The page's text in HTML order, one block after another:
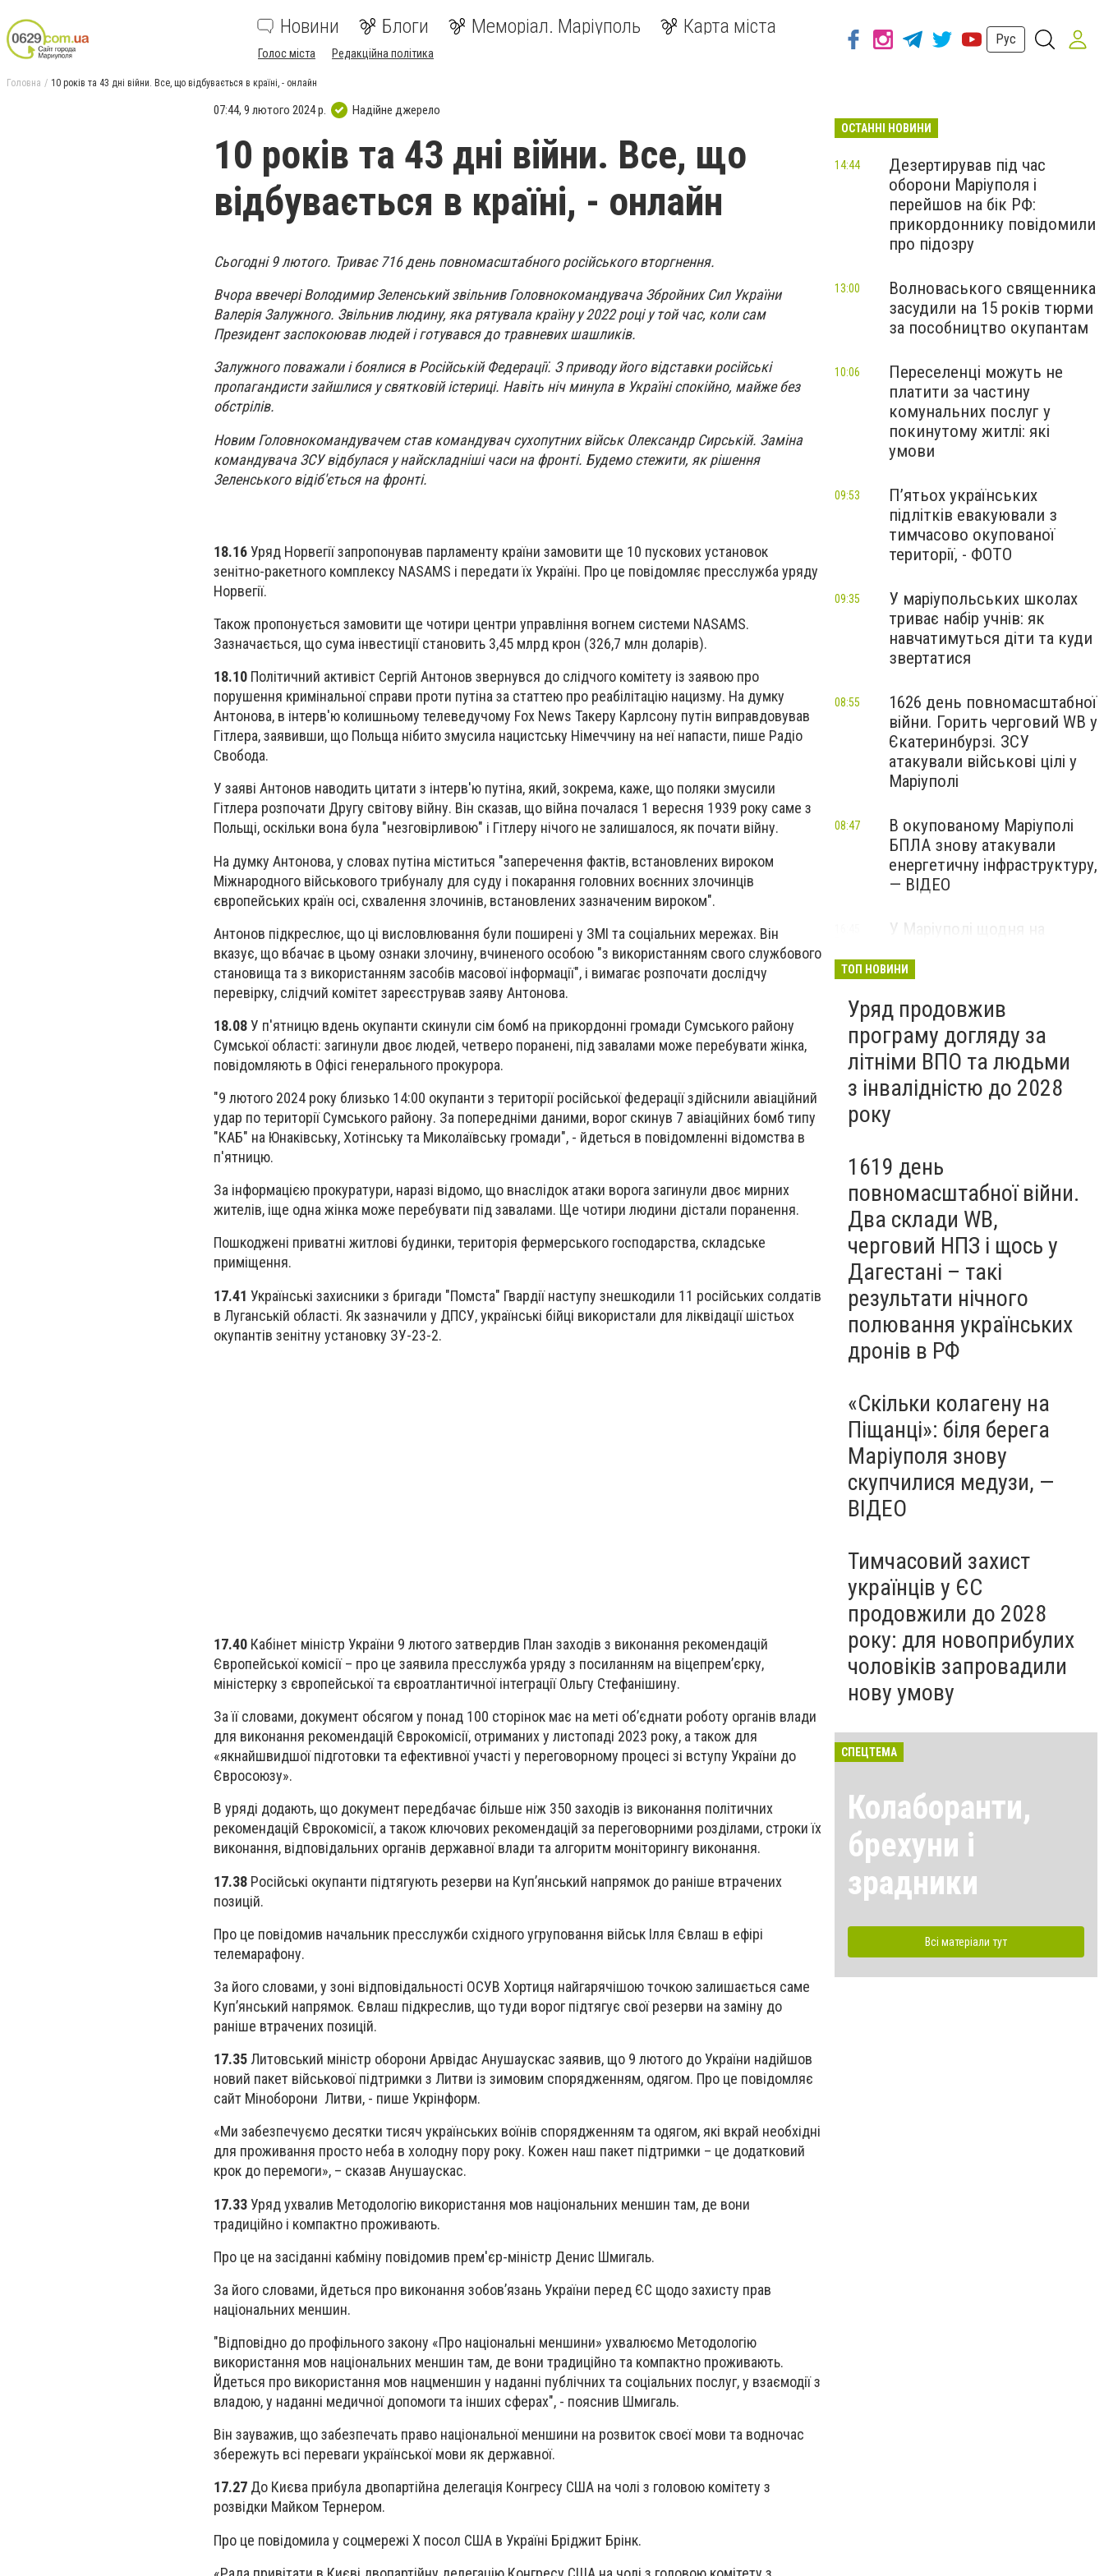
Новини Блоги Меморіал. Маріуполь Карта міста
Голос міста Редакційна політика
Рус
Головна 10 років та 43 дні війни. Все, що відбувається в країні, - онлайн
07:44, 9 лютого 2024 р. Надійне джерело
10 років та 43 дні війни. Все, що
відбувається в країні, - онлайн
Сьогодні 9 лютого. Триває 716 день повномасштабного російського вторгнення.
Вчора ввечері Володимир Зеленський звільнив Головнокомандувача Збройних Сил України
Валерія Залужного. Звільнив людину, яка рятувала країну у 2022 році у той час, коли сам
Президент заспокоював людей і готувався до травневих шашликів.
Залужного поважали і боялися в Російській Федерації. З приводу його відставки російські
пропагандисти зайшлися у святковій істериці. Навіть ніч минула в Україні спокійно, майже без
обстрілів.
Новим Головнокомандувачем став командувач сухопутних військ Олександр Сирській. Заміна
командувача ЗСУ відбулася у найскладніші часи на фронті. Будемо стежити, як рішення
Зеленського відіб'ється на фронті.
18.16Уряд Норвегії запропонував парламенту країни замовити ще 10 пускових установок
зенітно-ракетного комплексу NASAMS і передати їх Україні. Про це повідомляє пресслужба уряду
Норвегії.
Також пропонується замовити ще чотири центри управління вогнем системи NASAMS.
Зазначається, що сума інвестиції становить 3,45 млрд крон (326,7 млн доларів).
18.10 Політичний активіст Сергій Антонов звернувся до слідчого комітету із заявою про
порушення кримінальної справи проти путіна за статтею про реабілітацію нацизму. На думку
Антонова, в інтерв'ю колишньому телеведучому Fox News Такеру Карлсону путін виправдовував
Гітлера, заявивши, що Польща нібито змусила нацистську Німеччину на неї напасти, пише Радіо
Свобода.
У заяві Антонов наводить цитати з інтерв'ю путіна, який, зокрема, каже, що поляки змусили
Гітлера розпочати Другу світову війну. Він сказав, що війна почалася 1 вересня 1939 року саме з
Польщі, оскільки вона була "незговірливою" і Гітлеру нічого не залишалося, як почати війну.
На думку Антонова, у словах путіна міститься "заперечення фактів, встановлених вироком
Міжнародного військового трибуналу для суду і покарання головних воєнних злочинців
європейських країн осі, схвалення злочинів, встановлених зазначеним вироком".
Антонов підкреслює, що ці висловлювання були поширені у ЗМІ та соціальних мережах. Він
вказує, що вбачає в цьому ознаки злочину, вчиненого особою "з використанням свого службового
становища та з використанням засобів масової інформації", і вимагає розпочати дослідчу
перевірку, слідчий комітет зареєстрував заяву Антонова.
18.08У п'ятницю вдень окупанти скинули сім бомб на прикордонні громади Сумського району
Сумської області: загинули двоє людей, четверо поранені, під завалами може перебувати жінка,
повідомляють в Офісі генерального прокурора.
"9 лютого 2024 року близько 14:00 окупанти з території російської федерації здійснили авіаційний
удар по території Сумського району. За попередніми даними, ворог скинув 7 авіаційних бомб типу
"КАБ" на Юнаківську, Хотінську та Миколаївську громади", - йдеться в повідомленні відомства в
п'ятницю.
За інформацією прокуратури, наразі відомо, що внаслідок атаки ворога загинули двоє мирних
жителів, іще одна жінка може перебувати під завалами. Ще чотири людини дістали поранення.
Пошкоджені приватні житлові будинки, територія фермерського господарства, складське
приміщення.
17.41 Українські захисники з бригади "Помста" Гвардії наступу знешкодили 11 російських солдатів
в Луганській області. Як зазначили у ДПСУ, українські бійці використали для ліквідації шістьох
окупантів зенітну установку ЗУ-23-2.
17.40 Кабінет міністр України 9 лютого затвердив План заходів з виконання рекомендацій
Європейської комісії – про це заявила пресслужба уряду з посиланням на віцепрем’єрку,
міністерку з європейської та євроатлантичної інтеграції Ольгу Стефанішину.
За її словами, документ обсягом у понад 100 сторінок має на меті об’єднати роботу органів влади
для виконання рекомендацій Єврокомісії, отриманих у листопаді 2023 року, а також для
«якнайшвидшої підготовки та ефективної участі у переговорному процесі зі вступу України до
Євросоюзу».
В уряді додають, що документ передбачає більше ніж 350 заходів із виконання політичних
рекомендацій Єврокомісії, а також ключових рекомендацій за переговорними розділами, строки їх
виконання, відповідальних органів державної влади та алгоритм моніторингу виконання.
17.38 Російські окупанти підтягують резерви на Куп’янський напрямок до раніше втрачених
позицій.
Про це повідомив начальник пресслужби східного угруповання військ Ілля Євлаш в ефірі
телемарафону.
За його словами, у зоні відповідальності ОСУВ Хортиця найгарячішою точкою залишається саме
Куп’янський напрямок. Євлаш підкреслив, що туди ворог підтягує свої резерви на заміну до
раніше втрачених позицій.
17.35 Литовський міністр оборони Арвідас Анушаускас заявив, що 9 лютого до України надійшов
новий пакет військової підтримки з Литви із зимовим спорядженням, одягом. Про це повідомляє
сайт Міноборони Литви, - пише Укрінформ.
«Ми забезпечуємо десятки тисяч українських воїнів спорядженням та одягом, які вкрай необхідні
для проживання просто неба в холодну пору року. Кожен наш пакет підтримки – це додатковий
крок до перемоги», – сказав Анушаускас.
17.33Уряд ухвалив Методологію використання мов національних меншин там, де вони
традиційно і компактно проживають.
Про це на засіданні кабміну повідомив прем'єр-міністр Денис Шмигаль.
За його словами, йдеться про виконання зобов’язань України перед ЄС щодо захисту прав
національних меншин.
"Відповідно до профільного закону «Про національні меншини» ухвалюємо Методологію
використання мов національних меншин там, де вони традиційно та компактно проживають.
Йдеться про використання мов нацменшин у наданні публічних та соціальних послуг, у взаємодії з
владою, у наданні медичної допомоги та інших сферах", - пояснив Шмигаль.
Він зауважив, що забезпечать право національної меншини на розвиток своєї мови та водночас
збережуть всі переваги української мови як державної.
17.27 До Києва прибула двопартійна делегація Конгресу США на чолі з головою комітету з
розвідки Майком Тернером.
Про це повідомила у соцмережі Х посол США в Україні Бріджит Брінк.
ОСТАННІ НОВИНИ
Дезертирував під час
оборони Маріуполя і
перейшов на бік РФ:
прикордоннику повідомили
про підозру
14:44
Волноваського священника
засудили на 15 років тюрми
за пособництво окупантам
13:00
Переселенці можуть не
платити за частину
комунальних послуг у
покинутому житлі: які
умови
10:06
П’ятьох українських
підлітків евакуювали з
тимчасово окупованої
території, - ФОТО
09:53
У маріупольських школах
триває набір учнів: як
навчатимуться діти та куди
звертатися
09:35
1626 день повномасштабної
війни. Горить черговий WB у
Єкатеринбурзі. ЗСУ
атакували військові цілі у
Маріуполі
08:55
В окупованому Маріуполі
БПЛА знову атакували
енергетичну інфраструктуру,
— ВІДЕО
08:47
У Маріуполі щодня на
відключатимуть світло: це
ТОП НОВИНИ
Уряд продовжив
програму догляду за
літніми ВПО та людьми
з інвалідністю до 2028
року
1619 день
повномасштабної війни.
Два склади WB,
черговий НПЗ і щось у
Дагестані – такі
результати нічного
полювання українських
дронів в РФ
«Скільки колагену на
Піщанці»: біля берега
Маріуполя знову
скупчилися медузи, —
ВІДЕО
Тимчасовий захист
українців у ЄС
продовжили до 2028
року: для новоприбулих
чоловіків запровадили
нову умову
СПЕЦТЕМА
Колаборанти,
брехуни і
зрадники
Всі матеріали тут